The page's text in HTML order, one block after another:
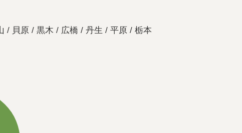
/ 貝原 / 黒木 / 広橋 / 丹生 / 平原 / 栃本